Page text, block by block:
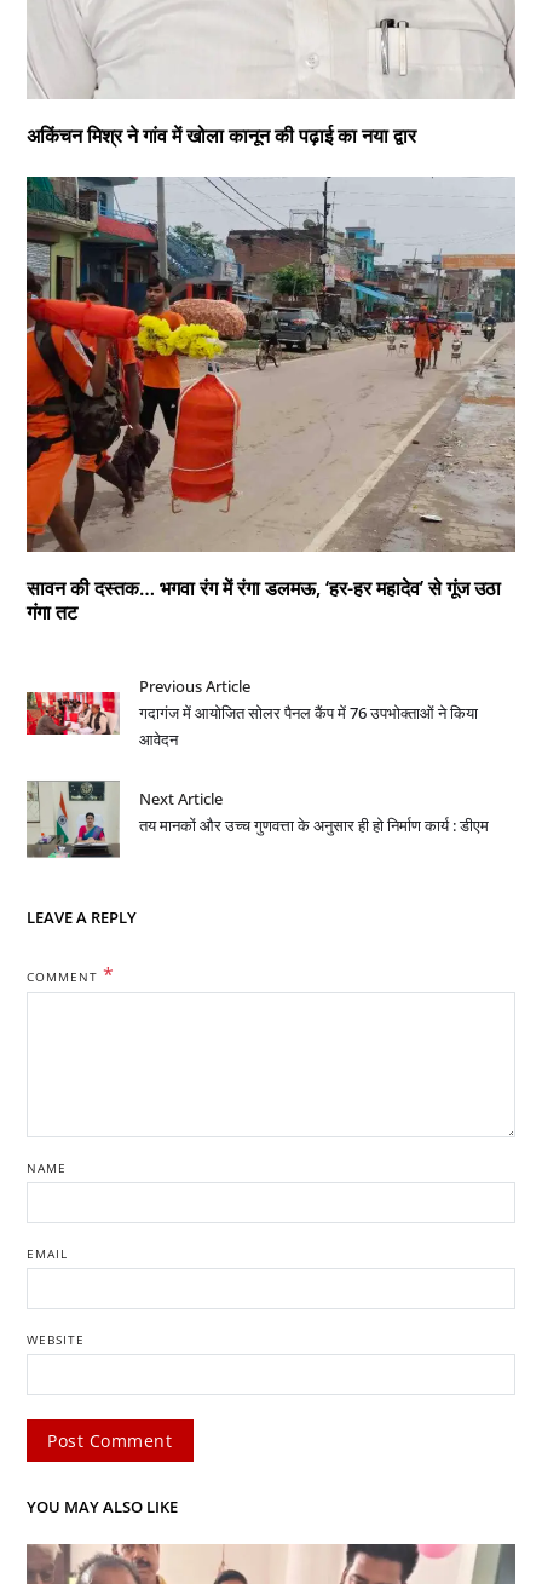
अकिंचन मिश्र ने गांव में खोला कानून की पढ़ाई का नया द्वार
सावन की दस्तक… भगवा रंग में रंगा डलमऊ, ‘हर-हर महादेव’ से गूंज उठा
गंगा तट
Previous Article
गदागंज में आयोजित सोलर पैनल कैंप में 76 उपभोक्ताओं ने किया
आवेदन
Next Article
तय मानकों और उच्च गुणवत्ता के अनुसार ही हो निर्माण कार्य : डीएम
LEAVE A REPLY
COMMENT *
NAME
EMAIL
WEBSITE
YOU MAY ALSO LIKE